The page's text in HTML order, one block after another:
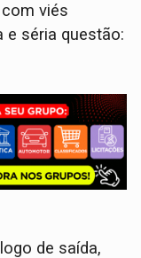
viés
e séria questão:
de saída,